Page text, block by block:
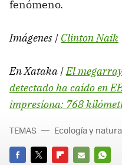
fenómeno.
Imágenes | Clinton Naik
En Xataka |El
detectado ha caído en
impresiona: 768
TEMAS Ecología y